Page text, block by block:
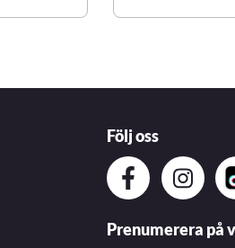
Följ oss
Prenumerera på